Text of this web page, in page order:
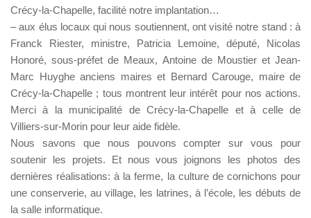
Crécy-la-Chapelle, facilité notre implantation…
– aux élus locaux qui nous soutiennent, ont visité notre stand : à
Franck Riester, ministre, Patricia Lemoine, député, Nicolas
Honoré, sous-préfet de Meaux, Antoine de Moustier et Jean-
Marc Huyghe anciens maires et Bernard Carouge, maire de
Crécy-la-Chapelle ; tous montrent leur intérêt pour nos actions.
Merci à la municipalité de Crécy-la-Chapelle et à celle de
Villiers-sur-Morin pour leur aide fidèle.
Nous savons que nous pouvons compter sur vous pour
soutenir les projets. Et nous vous joignons les photos des
dernières réalisations: à la ferme, la culture de cornichons pour
une conserverie, au village, les latrines, à l’école, les débuts de
la salle informatique.